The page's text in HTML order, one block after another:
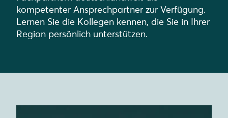
kompetenter Ansprechpartner zur Verfügung.
Lernen Sie die Kollegen kennen, die Sie in Ihrer
Region persönlich unterstützen.